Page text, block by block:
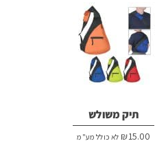
תיק משולש
₪15.00 לא כולל מע"מ